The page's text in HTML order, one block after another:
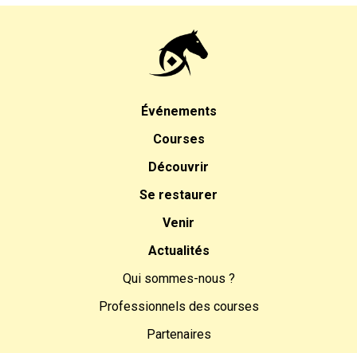
Événements
Courses
Découvrir
Se restaurer
Venir
Actualités
Qui sommes-nous ?
Professionnels des courses
Partenaires